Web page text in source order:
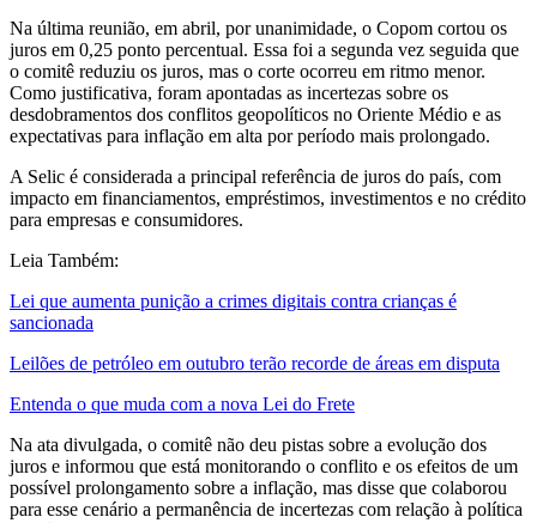
Na última reunião, em abril, por unanimidade, o Copom cortou os
juros em 0,25 ponto percentual. Essa foi a segunda vez seguida que
o comitê reduziu os juros, mas o corte ocorreu em ritmo menor.
Como justificativa, foram apontadas as incertezas sobre os
desdobramentos dos conflitos geopolíticos no Oriente Médio e as
expectativas para inflação em alta por período mais prolongado.
A Selic é considerada a principal referência de juros do país, com
impacto em financiamentos, empréstimos, investimentos e no crédito
para empresas e consumidores.
Leia Também:
Lei que aumenta punição a crimes digitais contra crianças é
sancionada
Leilões de petróleo em outubro terão recorde de áreas em disputa
Entenda o que muda com a nova Lei do Frete
Na ata divulgada, o comitê não deu pistas sobre a evolução dos
juros e informou que está monitorando o conflito e os efeitos de um
possível prolongamento sobre a inflação, mas disse que colaborou
para esse cenário a permanência de incertezas com relação à política